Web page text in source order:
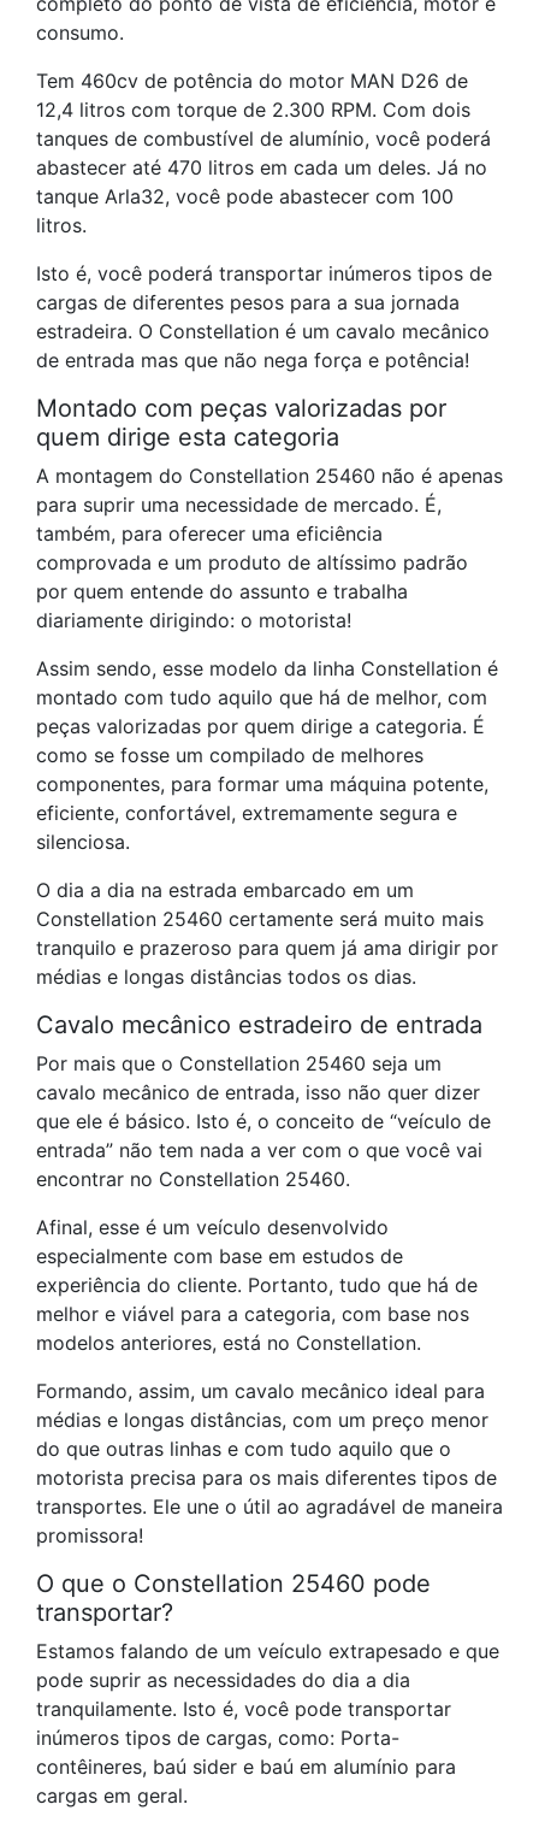
consumo.
Tem 460cv de potência do motor MAN D26 de
12,4 litros com torque de 2.300 RPM. Com dois
tanques de combustível de alumínio, você poderá
abastecer até 470 litros em cada um deles. Já no
tanque Arla32, você pode abastecer com 100
litros.
Isto é, você poderá transportar inúmeros tipos de
cargas de diferentes pesos para a sua jornada
estradeira. O Constellation é um cavalo mecânico
de entrada mas que não nega força e potência!
Montado com peças valorizadas por
quem dirige esta categoria
A montagem do Constellation 25460 não é apenas
para suprir uma necessidade de mercado. É,
também, para oferecer uma eficiência
comprovada e um produto de altíssimo padrão
por quem entende do assunto e trabalha
diariamente dirigindo: o motorista!
Assim sendo, esse modelo da linha Constellation é
montado com tudo aquilo que há de melhor, com
peças valorizadas por quem dirige a categoria. É
como se fosse um compilado de melhores
componentes, para formar uma máquina potente,
eficiente, confortável, extremamente segura e
silenciosa.
O dia a dia na estrada embarcado em um
Constellation 25460 certamente será muito mais
tranquilo e prazeroso para quem já ama dirigir por
médias e longas distâncias todos os dias.
Cavalo mecânico estradeiro de entrada
Por mais que o Constellation 25460 seja um
cavalo mecânico de entrada, isso não quer dizer
que ele é básico. Isto é, o conceito de “veículo de
entrada” não tem nada a ver com o que você vai
encontrar no Constellation 25460.
Afinal, esse é um veículo desenvolvido
especialmente com base em estudos de
experiência do cliente. Portanto, tudo que há de
melhor e viável para a categoria, com base nos
modelos anteriores, está no Constellation.
Formando, assim, um cavalo mecânico ideal para
médias e longas distâncias, com um preço menor
do que outras linhas e com tudo aquilo que o
motorista precisa para os mais diferentes tipos de
transportes. Ele une o útil ao agradável de maneira
promissora!
O que o Constellation 25460 pode
transportar?
Estamos falando de um veículo extrapesado e que
pode suprir as necessidades do dia a dia
tranquilamente. Isto é, você pode transportar
inúmeros tipos de cargas, como: Porta-
contêineres, baú sider e baú em alumínio para
cargas em geral.